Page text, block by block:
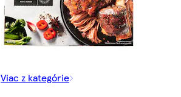
Viac z kategórie